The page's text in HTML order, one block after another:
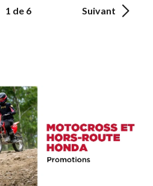
1 de 6 Suivant